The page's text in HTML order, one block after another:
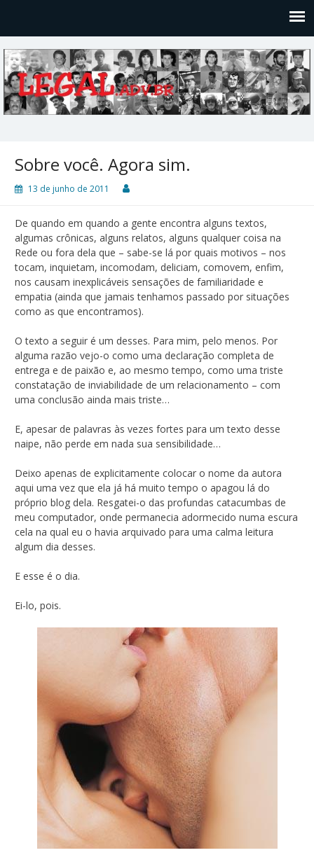
Sobre você. Agora sim.
13 de junho de 2011
De quando em quando a gente encontra alguns textos,
algumas crônicas, alguns relatos, alguns qualquer coisa na
Rede ou fora dela que – sabe-se lá por quais motivos – nos
tocam, inquietam, incomodam, deliciam, comovem, enfim,
nos causam inexplicáveis sensações de familiaridade e
empatia (ainda que jamais tenhamos passado por situações
como as que encontramos).
O texto a seguir é um desses. Para mim, pelo menos. Por
alguma razão vejo-o como uma declaração completa de
entrega e de paixão e, ao mesmo tempo, como uma triste
constatação de inviabilidade de um relacionamento – com
uma conclusão ainda mais triste…
E, apesar de palavras às vezes fortes para um texto desse
naipe, não perde em nada sua sensibilidade…
Deixo apenas de explicitamente colocar o nome da autora
aqui uma vez que ela já há muito tempo o apagou lá do
próprio blog dela. Resgatei-o das profundas catacumbas de
meu computador, onde permanecia adormecido numa escura
cela na qual eu o havia arquivado para uma calma leitura
algum dia desses.
E esse é o dia.
Ei-lo, pois.